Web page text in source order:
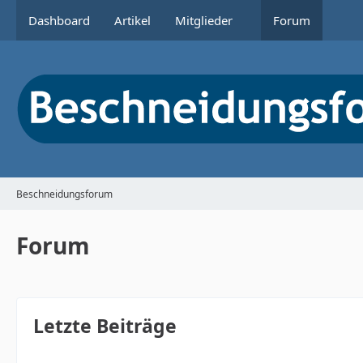
Dashboard Artikel Mitglieder Forum
Beschneidungsforum
Forum
Letzte Beiträge